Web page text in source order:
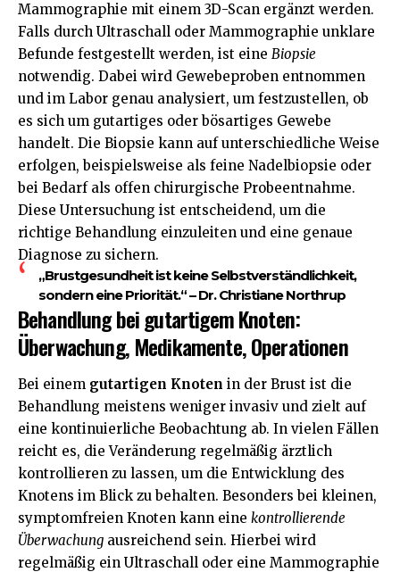
Mammographie mit einem 3D-Scan ergänzt werden.
Falls durch Ultraschall oder Mammographie unklare
Befunde festgestellt werden, ist eine Biopsie
notwendig. Dabei wird Gewebeproben entnommen
und im Labor genau analysiert, um festzustellen, ob
es sich um gutartiges oder bösartiges Gewebe
handelt. Die Biopsie kann auf unterschiedliche Weise
erfolgen, beispielsweise als feine Nadelbiopsie oder
bei Bedarf als offen chirurgische Probeentnahme.
Diese Untersuchung ist entscheidend, um die
richtige Behandlung einzuleiten und eine genaue
Diagnose zu sichern.
„Brustgesundheit ist keine Selbstverständlichkeit,
sondern eine Priorität.“ – Dr. Christiane Northrup
Behandlung bei gutartigem Knoten:
Überwachung, Medikamente, Operationen
Bei einem gutartigen Knoten in der Brust ist die
Behandlung meistens weniger invasiv und zielt auf
eine kontinuierliche Beobachtung ab. In vielen Fällen
reicht es, die Veränderung regelmäßig ärztlich
kontrollieren zu lassen, um die Entwicklung des
Knotens im Blick zu behalten. Besonders bei kleinen,
symptomfreien Knoten kann eine kontrollierende
Überwachung ausreichend sein. Hierbei wird
regelmäßig ein Ultraschall oder eine Mammographie